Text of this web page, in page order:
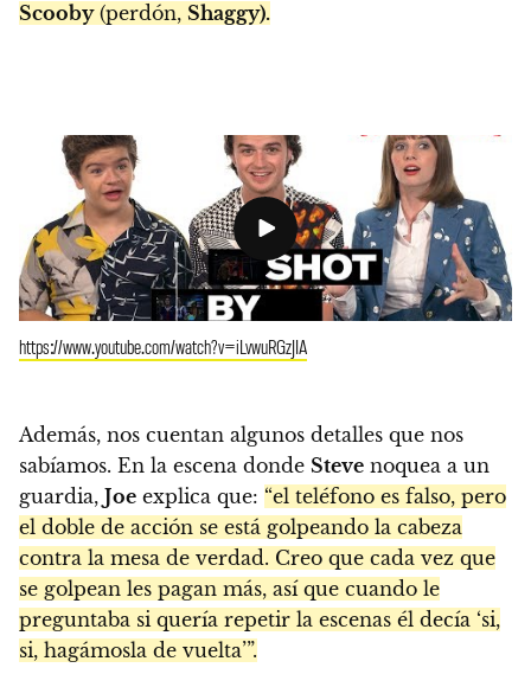
Scooby(perdón, Shaggy).
https://www.youtube.com/watch?v=iLvwuRGzJIA
Además, nos cuentan algunos detalles que nos
sabíamos. En la escena donde Steve noquea a un
guardia, Joe explica que: “el teléfono es falso, pero
el doble de acción se está golpeando la cabeza
contra la mesa de verdad. Creo que cada vez que
se golpean les pagan más, así que cuando le
preguntaba si quería repetir la escenas él decía ‘si,
si, hagámosla de vuelta’”.